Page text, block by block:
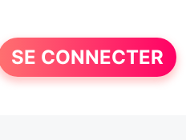
SE CONNECTER